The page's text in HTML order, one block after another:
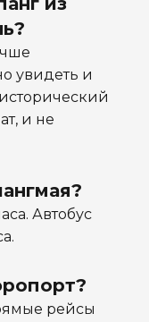
увидеть и
и не
Автобус
рейсы